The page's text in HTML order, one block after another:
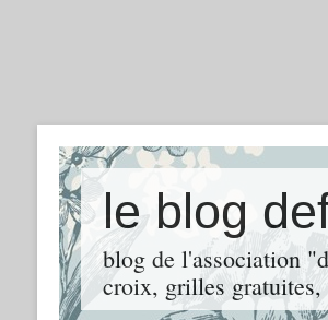
le blog
blog de l'association
croix, grilles gratuites,